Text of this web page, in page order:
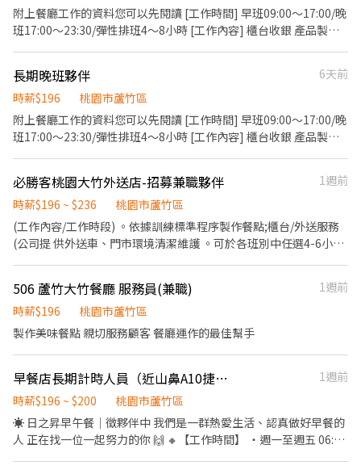
附上餐廳工作的資料您可以先閱讀 [工作時間] 早班09:00～17:00/晚
班17:00～23:30/彈性排班4～8小時 [工作內容] 櫃台收銀 產品製作
職滿週年年度健檢 ✅上班時段彈性 ✅升遷制度完善 ✅歡迎二次就
業、外籍人士 ✅適合學生課業、打工兼顧 ✅員工相互介紹，享有額
外獎金 短期勿試 ⛔ 🏠面試地點：桃園市蘆竹區南崁路一段112號B2
☎️聯絡資訊：（03）311-2955值班經理 💁歡迎您加入肯德基桃園
長期晚班夥伴
6天前
時薪$196
桃園市蘆竹區
附上餐廳工作的資料您可以先閱讀 [工作時間] 早班09:00～17:00/晚
班17:00～23:30/彈性排班4～8小時 [工作內容] 櫃台收銀 產品製作
職滿週年年度健檢 ✅上班時段彈性 ✅升遷制度完善 ✅歡迎二次就
業、外籍人士 ✅適合學生課業、打工兼顧 ✅員工相互介紹，享有額
外獎金 短期勿試 ⛔ 🏠面試地點：桃園市蘆竹區南崁路一段112號B2
☎️聯絡資訊：（03）311-2955值班經理 💁歡迎您加入肯德基桃園
台茂大家
必勝客桃園大竹外送店-招募兼職夥伴
1週前
時薪$196 ~ $236
桃園市蘆竹區
(工作內容/工作時段) 。依據訓練標準程序製作餐點;櫃台/外送服務
(公司提 供外送車、門市環境清潔維護 。可於各班別中任選4-6小時
每小時40元(晉升幹部後 健檢:任職滿一年起,公司提供年度健檢照顧
你 的健康 保險:除勞、健、勞退外,公司更為你投保團保 維護你的安
全 員工用餐折扣:每月任職滿50小時,即享有乙次 員工折扣優惠85折
我們提供你福利禮券 好好與家人歡慶 你旅遊我贊助,每年職福會提供
你旅遊津貼好 好享受幸福人生 詳細工作時間於面試時告知
506 蘆竹大竹餐廳 服務員(兼職)
1週前
時薪$196
桃園市蘆竹區
製作美味餐點 親切服務顧客 餐廳運作的最佳幫手
早餐店長期計時人員（近山鼻A10捷運站）
1週前
時薪$196 ~ $200
桃園市蘆竹區
☀️ 日之昇早午餐｜徵夥伴中 我們是一群熱愛生活、認真做好早餐的
人 正在找一位一起努力的你 🙌 🔸【工作時間】 ・週一至週五 06:00